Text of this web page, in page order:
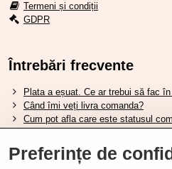
Termeni și condiții
GDPR
Întrebări frecvente
Plata a eșuat. Ce ar trebui să fac
Când îmi veți livra comanda?
Cum pot afla care este statusul
Vreau să îmi schimb comanda.
Preferințe de